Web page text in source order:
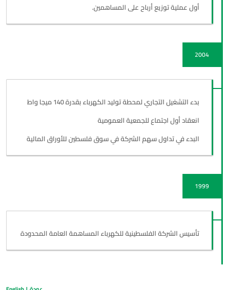
أول عملية توزيع أرباح على المساهمين.
2004
بدء التشغيل التجاري لمحطة توليد الكهرباء بقدرة 140 ميجا واط
انعقاد أول اجتماع للجمعية العمومية
البدء في تداول سهم الشركة في سوق فلسطين للأوراق المالية
1999
تأسيس الشركة الفلسطينية للكهرباء المساهمة العامة المحدودة